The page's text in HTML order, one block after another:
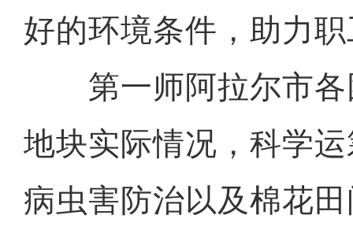
好的环境条件，助力
第一师阿拉尔市各
地块实际情况，科学
病虫害防治以及棉花